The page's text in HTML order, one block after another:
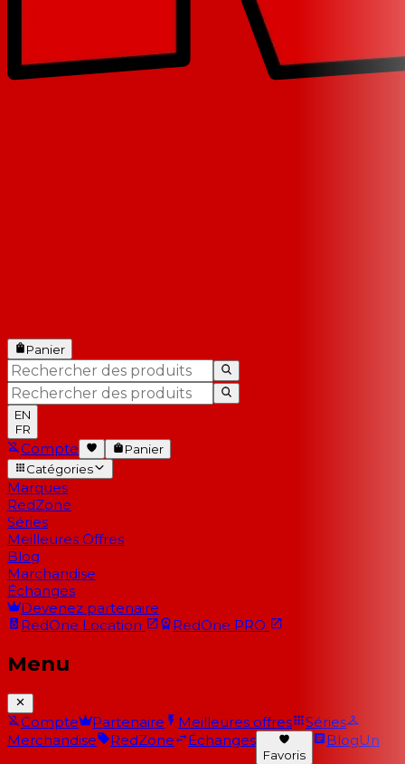
Panier
EN
FR
Compte
Panier
Catégories
Marques
RedZone
Séries
Meilleures Offres
Blog
Marchandise
Échanges
Devenez partenaire
RedOne Location RedOne PRO
Menu
Compte Partenaire Meilleures offres
Séries
Merchandise
RedZone Échanges
Favoris
BlogUn